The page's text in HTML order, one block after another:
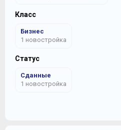
Класс
Бизнес
1 новостройка
Статус
Сданные
1 новостройка